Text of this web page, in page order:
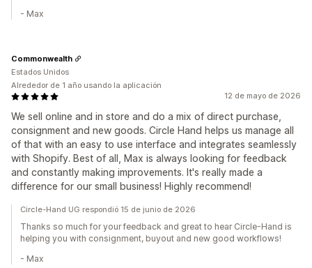
- Max
12 de mayo de 2026
We sell online and in store and do a mix of direct purchase,
consignment and new goods. Circle Hand helps us manage all
of that with an easy to use interface and integrates seamlessly
with Shopify. Best of all, Max is always looking for feedback
and constantly making improvements. It's really made a
difference for our small business! Highly recommend!
Commonwealth
Estados Unidos
Alrededor de 1 año usando la aplicación
Circle-Hand UG respondió 15 de junio de 2026
Thanks so much for your feedback and great to hear Circle-Hand is
helping you with consignment, buyout and new good workflows!
- Max